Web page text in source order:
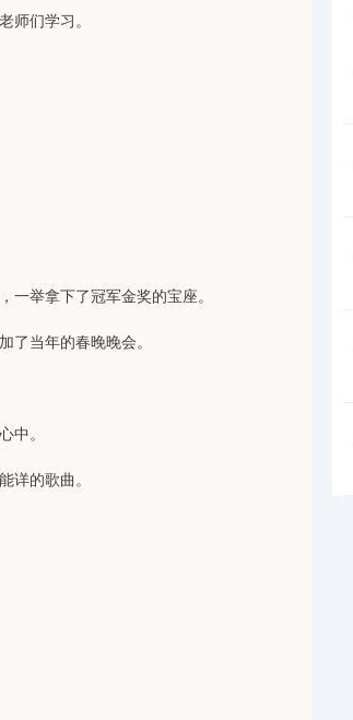
师们学习。
举拿下了冠军金奖的宝座。
当年的春晚晚会。
中。
详的歌曲。